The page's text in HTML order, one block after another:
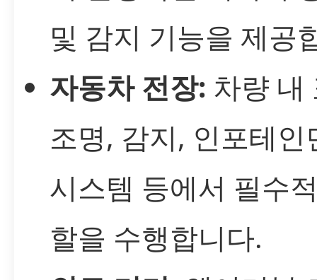
및 감지 기능을 제공
자동차 전장: 차량 내
조명, 감지, 인포테인
시스템 등에서 필수
할을 수행합니다.